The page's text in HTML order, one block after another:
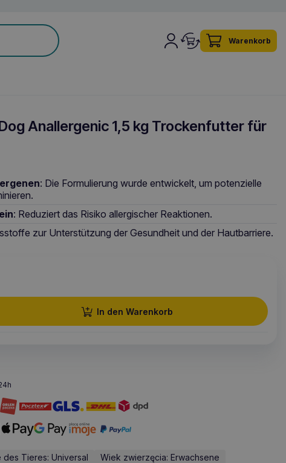
Warenkorb
Anallergenic 1,5 kg Trockenfutter für
: Die Formulierung wurde entwickelt, um potenzielle
: Reduziert das Risiko allergischer Reaktionen.
zur Unterstützung der Gesundheit und der Hautbarriere.
In den Warenkorb
des Tieres: Universal
Wiek zwierzęcia: Erwachsene